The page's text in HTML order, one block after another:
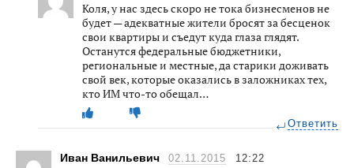
Коля, у нас здесь скоро не тока бизнесменов не
будет — адекватные жители бросят за бесценок
свои квартиры и съедут куда глаза глядят.
Останутся федеральные бюджетники,
региональные и местные, да старики доживать
свой век, которые оказались в заложниках тех,
кто ИМ что-то обещал…
Ответить
Иван Ванильевич 02.11.2015 12:22